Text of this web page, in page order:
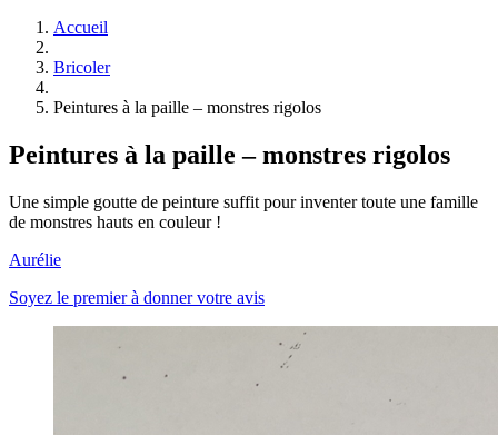
Accueil
Bricoler
Peintures à la paille – monstres rigolos
Peintures à la paille – monstres rigolos
Une simple goutte de peinture suffit pour inventer toute une famille
de monstres hauts en couleur !
Aurélie
Soyez le premier à donner votre avis